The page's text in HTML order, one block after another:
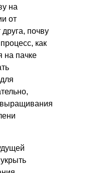
на
от
друга, почву
как
на пачке